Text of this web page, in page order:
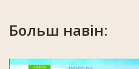
Больш навін: